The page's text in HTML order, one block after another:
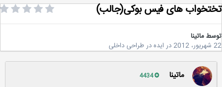
های فیس بوکی(جالب)
ماتینا
درایده در طراحی داخلی
ماتینا